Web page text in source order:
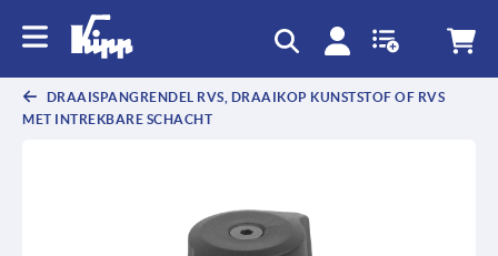
DRAAISPANGRENDEL RVS, DRAAIKOP KUNSTSTOF OF RVS
MET INTREKBARE SCHACHT